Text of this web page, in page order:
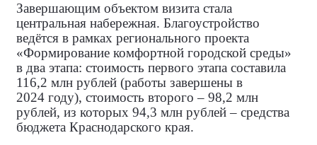
Завершающим объектом визита стала
центральная набережная. Благоустройство
ведётся в рамках регионального проекта
«Формирование комфортной городской среды»
в два этапа: стоимость первого этапа составила
116,2 млн рублей (работы завершены в
2024 году), стоимость второго – 98,2 млн
рублей, из которых 94,3 млн рублей – средства
бюджета Краснодарского края.